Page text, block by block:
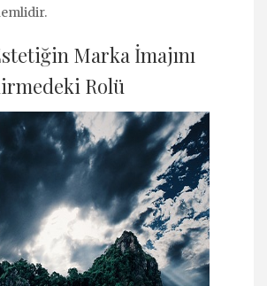
Marka İmajını
Rolü